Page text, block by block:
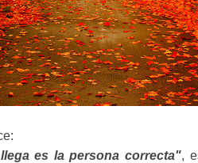
es la persona correcta",